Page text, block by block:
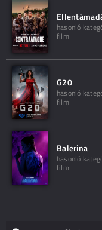
hasonló
film
G20
hasonló
film
Balerina
hasonló
film